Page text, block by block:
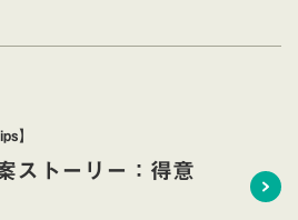
】
ストーリー：得意